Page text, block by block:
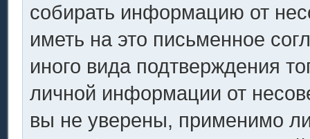
собирать информацию от
иметь на это письменное
иного вида подтверждения
личной информации от
вы не уверены, применимо